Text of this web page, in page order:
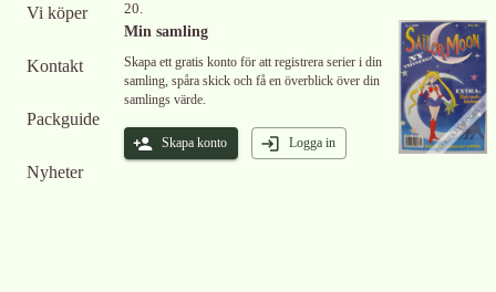
Vi köper
Kontakt
Packguide
Nyheter
20.
Min samling
Skapa ett gratis konto för att registrera serier i din
samling, spåra skick och få en överblick över din
samlings värde.
Skapa konto Logga in